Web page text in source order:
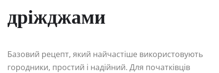
дріжджами
Базовий рецепт, який найчастіше використовують
городники, простий і надійний. Для початківців